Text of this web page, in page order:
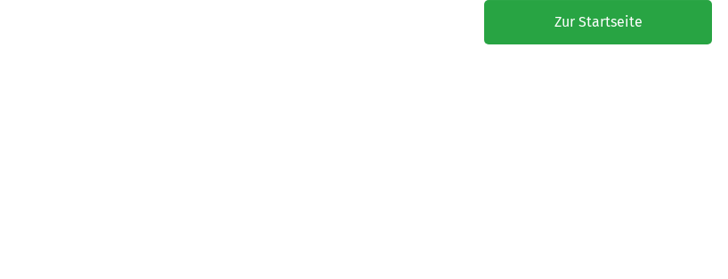
Zur Startseite